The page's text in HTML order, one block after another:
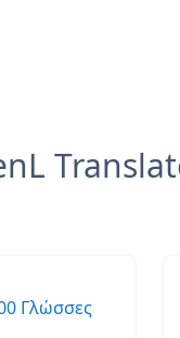
Γλώσσες